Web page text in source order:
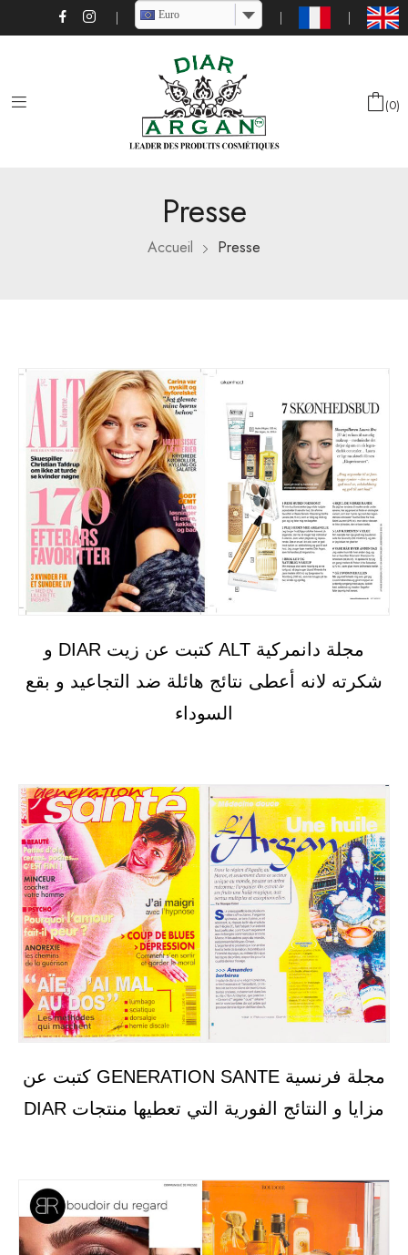
Euro
0
Presse
Accueil Presse
مجلة دانمركية ALT كتبت عن زيت DIAR و
شكرته لانه أعطى نتائج هائلة ضد التجاعيد و بقع
السوداء
مجلة فرنسية GENERATION SANTE كتبت عن
مزايا و النتائج الفورية التي تعطيها منتجات DIAR